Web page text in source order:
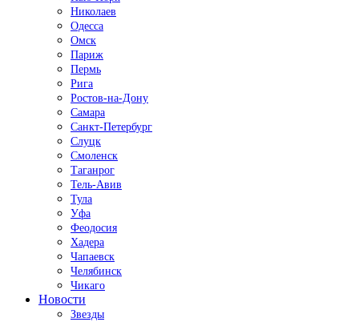
Николаев
Одесса
Омск
Париж
Пермь
Рига
Ростов-на-Дону
Самара
Санкт-Петербург
Слуцк
Смоленск
Таганрог
Тель-Авив
Тула
Уфа
Феодосия
Хадера
Чапаевск
Челябинск
Чикаго
Новости
Звезды